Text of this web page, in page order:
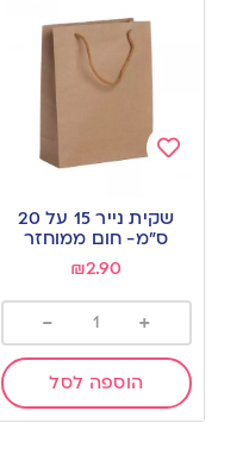
to
wishlist
שקית נייר 15 על 20
ס”מ- חום ממוחזר
₪2.90
+
-
הוספה לסל